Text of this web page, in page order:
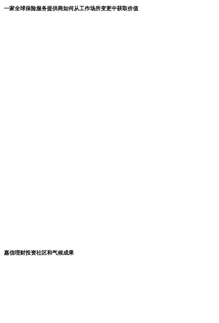
一家全球保险服务提供商如何从工作场所变更中获取价值
嘉信理财投资社区和气候成果